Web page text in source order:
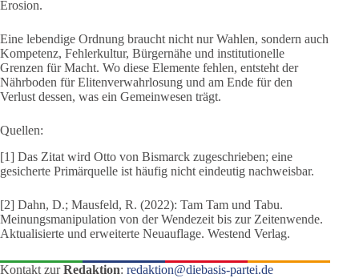
Erosion.
Eine lebendige Ordnung braucht nicht nur Wahlen, sondern auch
Kompetenz, Fehlerkultur, Bürgernähe und institutionelle
Grenzen für Macht. Wo diese Elemente fehlen, entsteht der
Nährboden für Elitenverwahrlosung und am Ende für den
Verlust dessen, was ein Gemeinwesen trägt.
Quellen:
[1] Das Zitat wird Otto von Bismarck zugeschrieben; eine
gesicherte Primärquelle ist häufig nicht eindeutig nachweisbar.
[2] Dahn, D.; Mausfeld, R. (2022): Tam Tam und Tabu.
Meinungsmanipulation von der Wendezeit bis zur Zeitenwende.
Aktualisierte und erweiterte Neuauflage. Westend Verlag.
Kontakt zurRedaktion: redaktion@diebasis-partei.de